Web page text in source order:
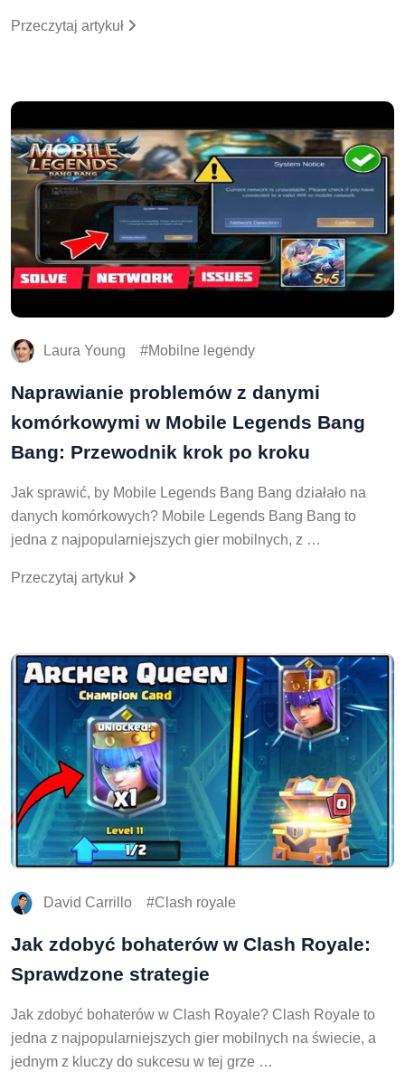
Przeczytaj artykuł
Laura Young Mobilne legendy
Naprawianie problemów z danymi
komórkowymi w Mobile Legends Bang
Bang: Przewodnik krok po kroku
Jak sprawić, by Mobile Legends Bang Bang działało na
danych komórkowych? Mobile Legends Bang Bang to
jedna z najpopularniejszych gier mobilnych, z …
Przeczytaj artykuł
David Carrillo Clash royale
Jak zdobyć bohaterów w Clash Royale:
Sprawdzone strategie
Jak zdobyć bohaterów w Clash Royale? Clash Royale to
jedna z najpopularniejszych gier mobilnych na świecie, a
jednym z kluczy do sukcesu w tej grze …